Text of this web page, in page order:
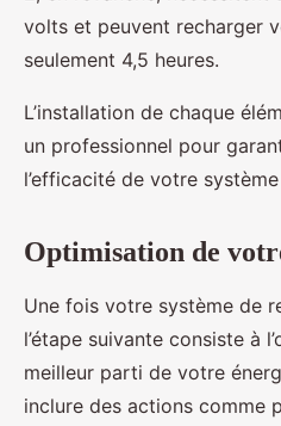
volts et peuvent recharger
seulement 4,5 heures.
L’installation de chaque
un professionnel pour
l’efficacité de votre
Optimisation de
Une fois votre système de
l’étape suivante consiste à
meilleur parti de votre
inclure des actions comme